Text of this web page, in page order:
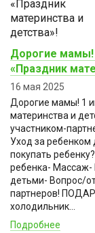
Дорогие мамы!
«Праздник
16 мая 2025
Дорогие мамы! 1
материнства и
участником-
Уход за ребенком
покупать
ребенка- Массаж-
детьми- Вопрос/
партнеров!
холодильник...
Подробнее